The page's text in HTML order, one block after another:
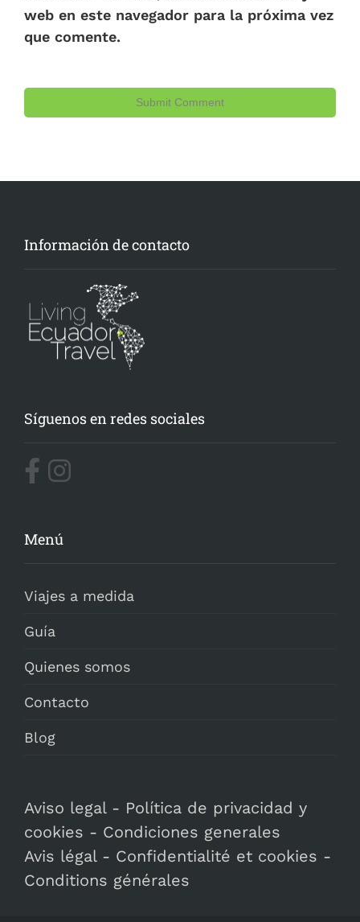
web en este navegador para la próxima vez
que comente.
Información de contacto
Síguenos en redes sociales
Menú
Viajes a medida
Guía
Quienes somos
Contacto
Blog
Aviso legal- Política de privacidad y
cookies - Condiciones generales
Avis légal- Confidentialité et cookies -
Conditions générales